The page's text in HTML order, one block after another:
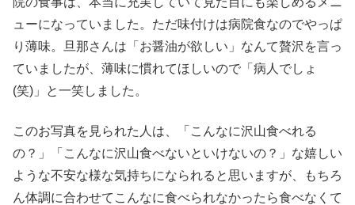
ューになっていました。ただ味付けは病院食なのでやっぱ
り薄味。旦那さんは「お醤油が欲しい」なんて贅沢を言っ
ていましたが、薄味に慣れてほしいので「病人でしょ
(笑)」と一笑しました。
このお写真を見られた人は、「こんなに沢山食べれる
の？」「こんなに沢山食べないといけないの？」な嬉しい
ような不安な様な気持ちになられると思いますが、もちろ
ん体調に合わせてこんなに食べられなかったら食べなくて